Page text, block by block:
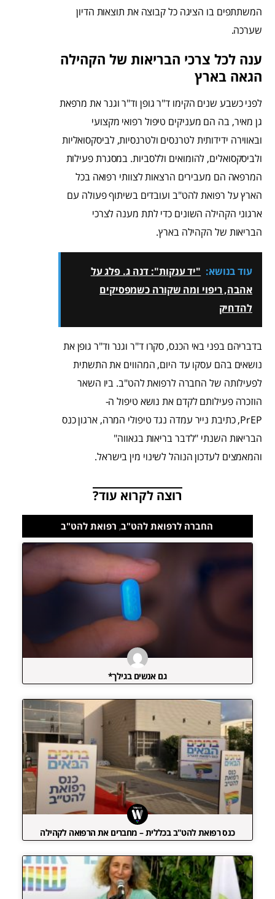
המשתתפים בו הציגה כל קבוצה את תוצאות הדיון
שערכה.
ענה לכל צרכי הבריאות של הקהילה
הגאה בארץ
לפני כשבע שנים הקימו ד"ר גופן וד"ר וגנר את מרפאת
גן מאיר, בה הם מעניקים טיפול רפואי מקצועי
ובאווירה ידידותית לטרנסים ולטרנסיות, לביסקסואליות
ולביסקסואלים, להומואים וללסביות. במסגרת פעילות
המרפאה הם מעבירים הרצאות לצוותי רפואה בכל
הארץ על רפואת להט"ב ועובדים בשיתוף פעולה עם
ארגוני הקהילה השונים כדי לתת מענה לצרכי
הבריאות של הקהילה בארץ.
עוד בנושא: "יד ענקות": דנה ג. פלג על
אהבה, ריפוי ומה שקורה כשמפסיקים
להדחיק
בדבריהם בפני באי הכנס, סקרו ד"ר וגנר וד"ר גופן את
נושאים בהם עסקו עד היום, המהווים את התשתית
לפעילותה של החברה לרפואת להט"ב. ביו השאר
הוזכרה פעילותם לקדם את נושא טיפול ה-
PrEP, כתיבת נייר עמדה נגד טיפולי המרה, ארגון כנס
הבריאות השנתי "לדבר בריאות בגאווה"
והמאמצים לעדכון הנוהל לשינוי מין בישראל.
רוצה לקרוא עוד?
החברה לרפואת להט"ב, רפואת להט"ב
גם אנשים בגילך*
כנס רפואת להט"ב בכללית – מחברים את הרפואה לקהילה